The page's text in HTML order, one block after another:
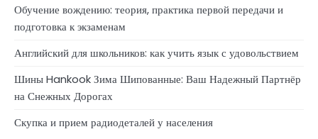
Обучение вождению: теория, практика первой передачи и
подготовка к экзаменам
Английский для школьников: как учить язык с удовольствием
Шины Hankook Зима Шипованные: Ваш Надежный Партнёр
на Снежных Дорогах
Скупка и прием радиодеталей у населения